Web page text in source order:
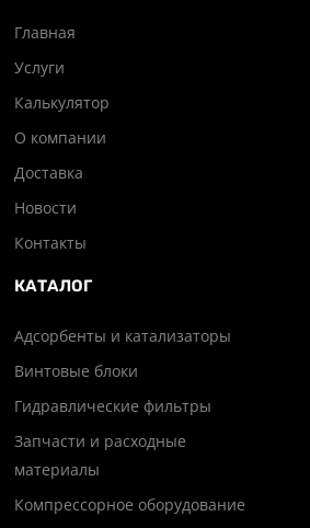
Главная
Услуги
Калькулятор
О компании
Доставка
Новости
Контакты
КАТАЛОГ
Адсорбенты и катализаторы
Винтовые блоки
Гидравлические фильтры
Запчасти и расходные
материалы
Компрессорное оборудование